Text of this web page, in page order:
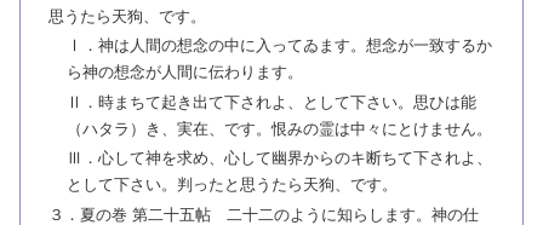
思うたら天狗、です。
Ⅰ．神は人間の想念の中に入ってゐます。想念が一致するか
ら神の想念が人間に伝わります。
Ⅱ．時まちて起き出て下されよ、として下さい。思ひは能
（ハタラ）き、実在、です。恨みの霊は中々にとけません。
Ⅲ．心して神を求め、心して幽界からのキ断ちて下されよ、
として下さい。判ったと思うたら天狗、です。
３．夏の巻 第二十五帖 二十二のように知らします。神の仕